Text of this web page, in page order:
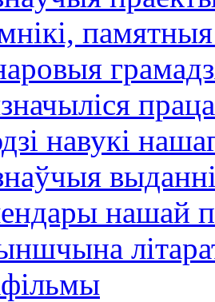
навукі
нашай